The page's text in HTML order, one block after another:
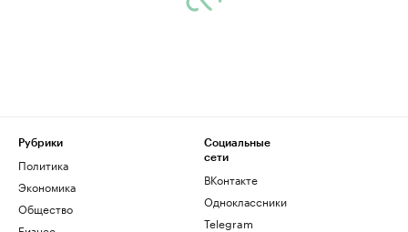
Рубрики
Политика
Экономика
Общество
Социальные
сети
ВКонтакте
Одноклассники
Telegram